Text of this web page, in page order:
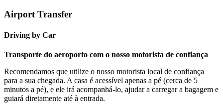
Airport Transfer
Driving by Car
Transporte do aeroporto com o nosso motorista de confiança
Recomendamos que utilize o nosso motorista local de confiança
para a sua chegada. A casa é acessível apenas a pé (cerca de 5
minutos a pé), e ele irá acompanhá-lo, ajudar a carregar a bagagem e
guiará diretamente até à entrada.